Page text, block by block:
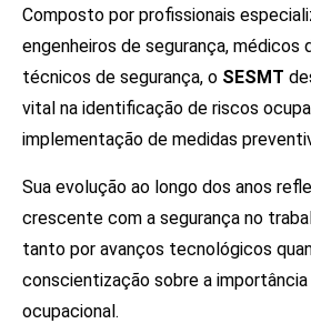
Composto por profissionais
engenheiros de segurança, médicos
técnicos de segurança, o SESMT
vital na identificação de riscos
implementação de medidas
Sua evolução ao longo dos anos
crescente com a segurança no
tanto por avanços tecnológicos
conscientização sobre a importância
ocupacional.